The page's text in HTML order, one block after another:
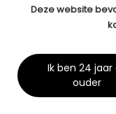
Deze website
Ik ben 24 jaar
ouder
Dit artikel is tot
BSR Judith van
www.bsr-